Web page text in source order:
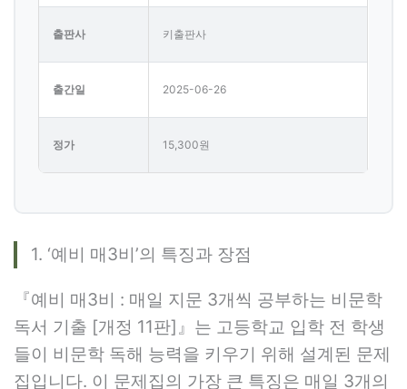
출판사 키출판사
출간일 2025-06-26
정가 15,300원
1. ‘예비 매3비’의 특징과 장점
『예비 매3비 : 매일 지문 3개씩 공부하는 비문학
독서 기출 [개정 11판]』는 고등학교 입학 전 학생
들이 비문학 독해 능력을 키우기 위해 설계된 문제
집입니다. 이 문제집의 가장 큰 특징은 매일 3개의